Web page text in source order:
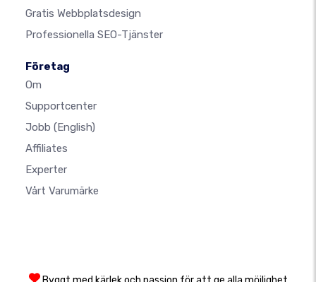
Gratis Webbplatsdesign
Professionella SEO-Tjänster
Företag
Om
Supportcenter
Jobb (English)
Affiliates
Experter
Vårt Varumärke